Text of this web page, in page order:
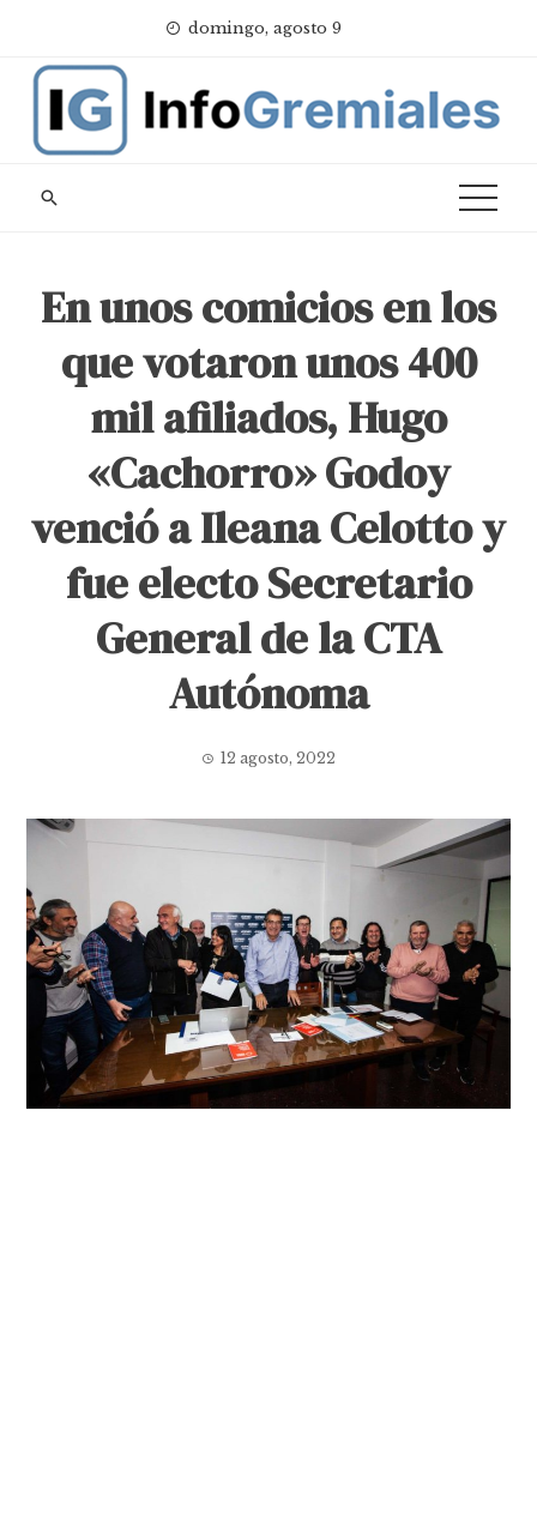
content
domingo, agosto 9
En unos comicios en los
que votaron unos 400
mil afiliados, Hugo
«Cachorro» Godoy
venció a Ileana Celotto y
fue electo Secretario
General de la CTA
Autónoma
12 agosto, 2022